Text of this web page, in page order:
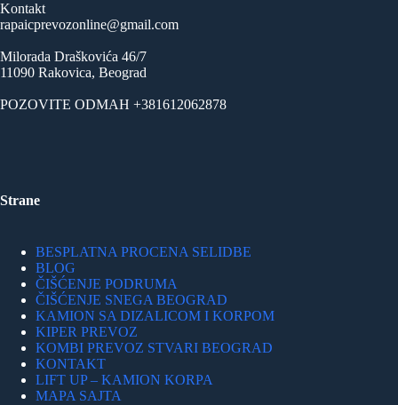
Kontakt
rapaicprevozonline@gmail.com
Milorada Draškovića 46/7
11090 Rakovica, Beograd
POZOVITE ODMAH +381612062878
Strane
BESPLATNA PROCENA SELIDBE
BLOG
ČIŠĆENJE PODRUMA
ČIŠĆENJE SNEGA BEOGRAD
KAMION SA DIZALICOM I KORPOM
KIPER PREVOZ
KOMBI PREVOZ STVARI BEOGRAD
KONTAKT
LIFT UP – KAMION KORPA
MAPA SAJTA